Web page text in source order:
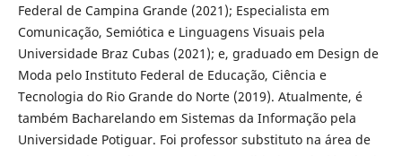
Federal de Campina Grande (2021); Especialista em
Comunicação, Semiótica e Linguagens Visuais pela
Universidade Braz Cubas (2021); e, graduado em Design de
Moda pelo Instituto Federal de Educação, Ciência e
Tecnologia do Rio Grande do Norte (2019). Atualmente, é
também Bacharelando em Sistemas da Informação pela
Universidade Potiguar. Foi professor substituto na área de